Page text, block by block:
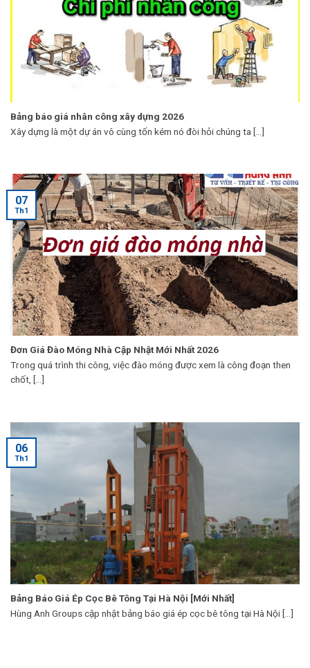
Bảng báo giá nhân công xây dựng 2026
Xây dựng là một dự án vô cùng tốn kém nó đòi hỏi chúng ta [...]
Đơn Giá Đào Móng Nhà Cập Nhật Mới Nhất 2026
Trong quá trình thi công, việc đào móng được xem là công đoạn then
chốt, [...]
07
Th1
Bảng Báo Giá Ép Cọc Bê Tông Tại Hà Nội [Mới Nhất]
Hùng Anh Groups cập nhật bảng báo giá ép cọc bê tông tại Hà Nội [...]
06
Th1